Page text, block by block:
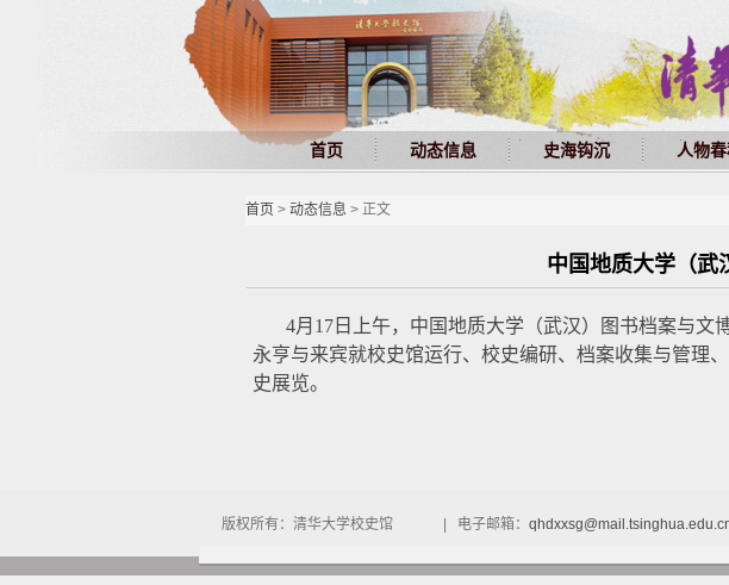
首页 动态信息 史海钩沉 人物
首页 > 动态信息> 正文
中国地质大学（武
4月17日上午，中国地质大学（武汉）图书档案与
永亨与来宾就校史馆运行、校史编研、档案收集与管理
史展览。
版权所有：清华大学校史馆 | 电子邮箱：